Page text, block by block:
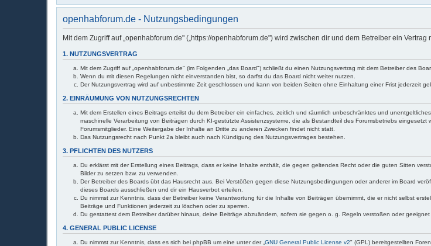
openhabforum.de - Nutzungsbedingungen
Mit dem Zugriff auf „openhabforum.de" („https://openhabforum.de") wird zwischen dir und dem Betreiber ein
1. NUTZUNGSVERTRAG
Mit dem Zugriff auf „openhabforum.de" (im Folgenden „das Board") schließt du einen Nutzungsvertrag mit dem Betreiber des
Wenn du mit diesen Regelungen nicht einverstanden bist, so darfst du das Board nicht weiter nutzen.
Der Nutzungsvertrag wird auf unbestimmte Zeit geschlossen und kann von beiden Seiten ohne Einhaltung einer Frist jederzeit
2. EINRÄUMUNG VON NUTZUNGSRECHTEN
Mit dem Erstellen eines Beitrags erteilst du dem Betreiber ein einfaches, zeitlich und räumlich unbeschränktes und
maschinelle Verarbeitung von Beiträgen durch KI-gestützte Assistenzsysteme, die als Bestandteil des Forumsbetriebs
Forumsmitglieder. Eine Weitergabe der Inhalte an Dritte zu anderen Zwecken findet nicht statt.
Das Nutzungsrecht nach Punkt 2a bleibt auch nach Kündigung des Nutzungsvertrages bestehen.
3. PFLICHTEN DES NUTZERS
Du erklärst mit der Erstellung eines Beitrags, dass er keine Inhalte enthält, die gegen geltendes Recht oder die guten Sitten
Bilder zu setzen bzw. zu verwenden.
Der Betreiber des Boards übt das Hausrecht aus. Bei Verstößen gegen diese Nutzungsbedingungen oder anderer im Board
dieses Boards ausschließen und dir ein Hausverbot erteilen.
Du nimmst zur Kenntnis, dass der Betreiber keine Verantwortung für die Inhalte von Beiträgen übernimmt, die er nicht selbst
Beiträge und Funktionen jederzeit zu löschen oder zu sperren.
Du gestattest dem Betreiber darüber hinaus, deine Beiträge abzuändern, sofern sie gegen o. g. Regeln verstoßen oder
4. GENERAL PUBLIC LICENSE
Du nimmst zur Kenntnis, dass es sich bei phpBB um eine unter der „ GNU General Public License v2" (GPL) bereitgestellten